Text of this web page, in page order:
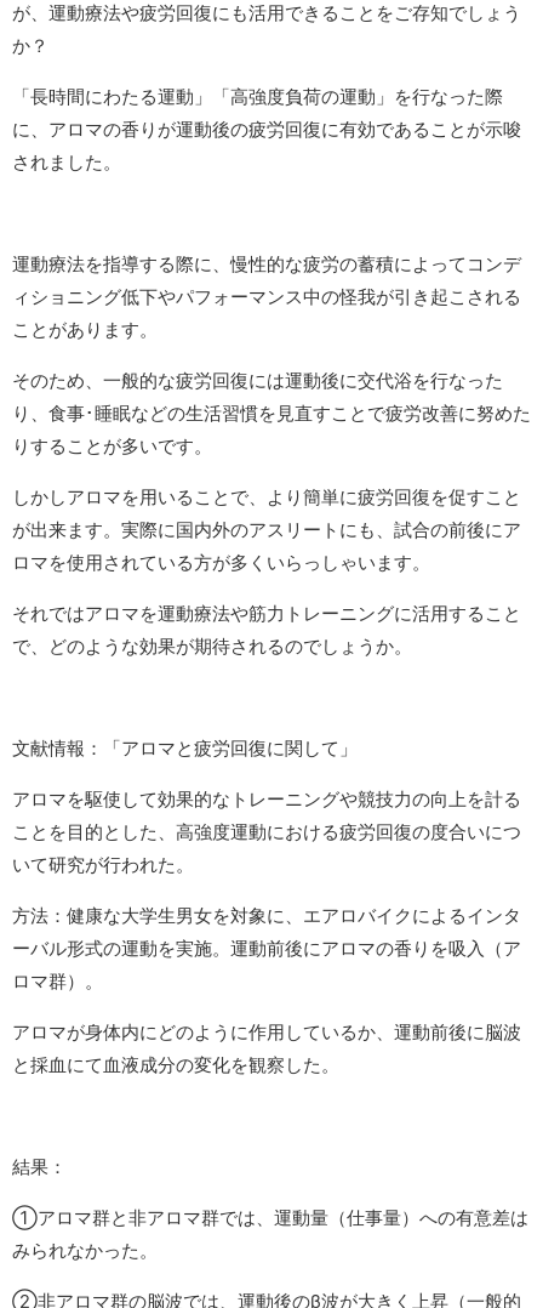
が、運動療法や疲労回復にも活用できることをご存知でしょう
か？
「長時間にわたる運動」「高強度負荷の運動」を行なった際
に、アロマの香りが運動後の疲労回復に有効であることが示唆
されました。
運動療法を指導する際に、慢性的な疲労の蓄積によってコンデ
ィショニング低下やパフォーマンス中の怪我が引き起こされる
ことがあります。
そのため、一般的な疲労回復には運動後に交代浴を行なった
り、食事･睡眠などの生活習慣を見直すことで疲労改善に努めた
りすることが多いです。
しかしアロマを用いることで、より簡単に疲労回復を促すこと
が出来ます。実際に国内外のアスリートにも、試合の前後にア
ロマを使用されている方が多くいらっしゃいます。
それではアロマを運動療法や筋力トレーニングに活用すること
で、どのような効果が期待されるのでしょうか。
文献情報：「アロマと疲労回復に関して」
アロマを駆使して効果的なトレーニングや競技力の向上を計る
ことを目的とした、高強度運動における疲労回復の度合いにつ
いて研究が行われた。
方法：健康な大学生男女を対象に、エアロバイクによるインタ
ーバル形式の運動を実施。運動前後にアロマの香りを吸入（ア
ロマ群）。
アロマが身体内にどのように作用しているか、運動前後に脳波
と採血にて血液成分の変化を観察した。
結果：
①アロマ群と非アロマ群では、運動量（仕事量）への有意差は
みられなかった。
②非アロマ群の脳波では、運動後のβ波が大きく上昇（一般的